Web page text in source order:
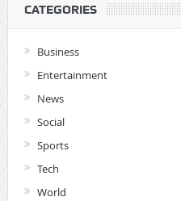
CATEGORIES
Business
Entertainment
News
Social
Sports
Tech
World